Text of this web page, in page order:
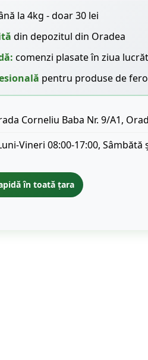
la 4kg - doar 30 lei
din depozitul din Oradea
comenzi plasate în ziua
pentru produse de
Corneliu Baba Nr. 9/A1,
Vineri 08:00-17:00, Sâmbătă
în toată țara